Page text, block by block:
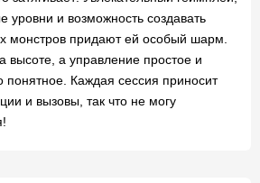
уровни и возможность создавать
монстров придают ей особый шарм.
высоте, а управление простое и
понятное. Каждая сессия приносит
и вызовы, так что не могу